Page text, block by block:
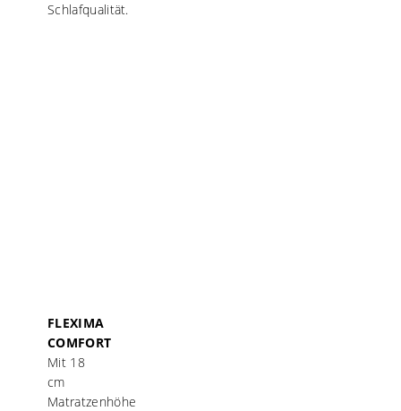
Schlafqualität.
FLEXIMA
COMFORT
Mit 18
cm
Matratzenhöhe